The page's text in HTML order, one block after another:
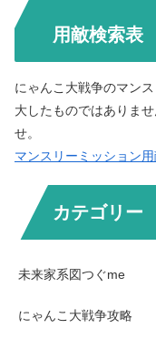
用敵検索表
にゃんこ大戦争のマン
大したものではありませ
せ。
マンスリーミッション
カテゴリー
未来家系図つぐme
にゃんこ大戦争攻略